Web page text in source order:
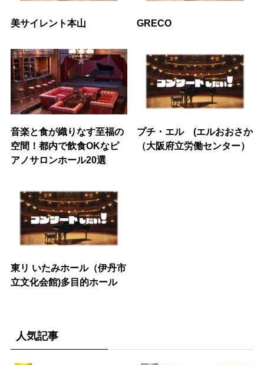
美サイレント本山 GRECO
音楽と食が織りなす至福の
空間！都内で飲食OKなピ
アノサロンホール20選
プチ・エル (エルおおさか
（大阪府立労働センター）
東リ いたみホール（伊丹市
立文化会館)多目的ホール
人気記事